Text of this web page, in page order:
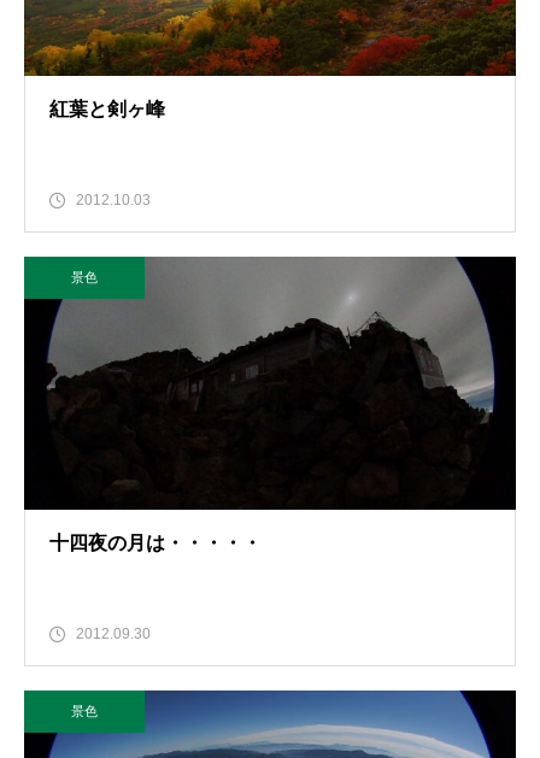
紅葉と剣ヶ峰
2012.10.03
景色
十四夜の月は・・・・・
2012.09.30
景色